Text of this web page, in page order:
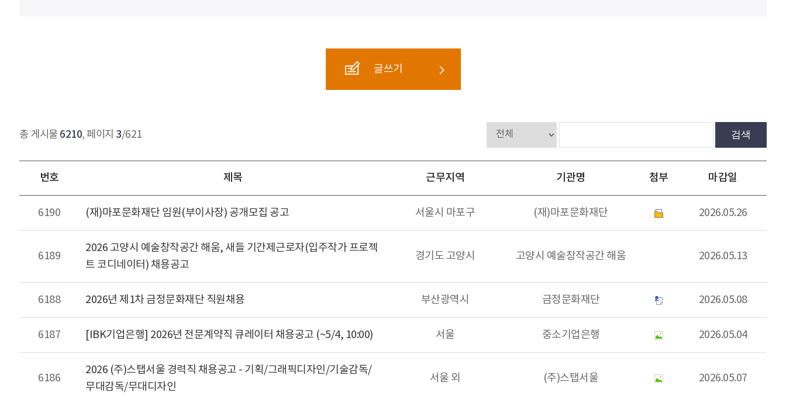
글쓰기
총 게시물 6210, 페이지 3/621 검색
번호 제목 근무지역 기관명 첨부 마감일
6190 (재)마포문화재단 임원(부이사장) 공개모집 공고 서울시 마포구 (재)마포문화재단 2026.05.26
6189
2026 고양시 예술창작공간 해움, 새들 기간제근로자(입주작가 프로젝
트 코디네이터) 채용공고
경기도 고양시 고양시 예술창작공간 해움 2026.05.13
6188 2026년 제1차 금정문화재단 직원채용 부산광역시 금정문화재단 2026.05.08
6187 [IBK기업은행] 2026년 전문계약직 큐레이터 채용공고 (~5/4, 10:00) 서울 중소기업은행 2026.05.04
6186
2026 (주)스탭서울 경력직 채용공고 - 기획/그래픽디자인/기술감독/
무대감독/무대디자인
서울 외 (주)스탭서울 2026.05.07